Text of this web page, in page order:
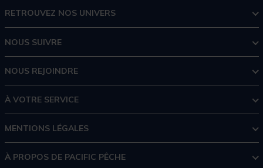
RETROUVEZ NOS UNIVERS
NOUS SUIVRE
NOUS REJOINDRE
À VOTRE SERVICE
MENTIONS LÉGALES
À PROPOS DE PACIFIC PÊCHE